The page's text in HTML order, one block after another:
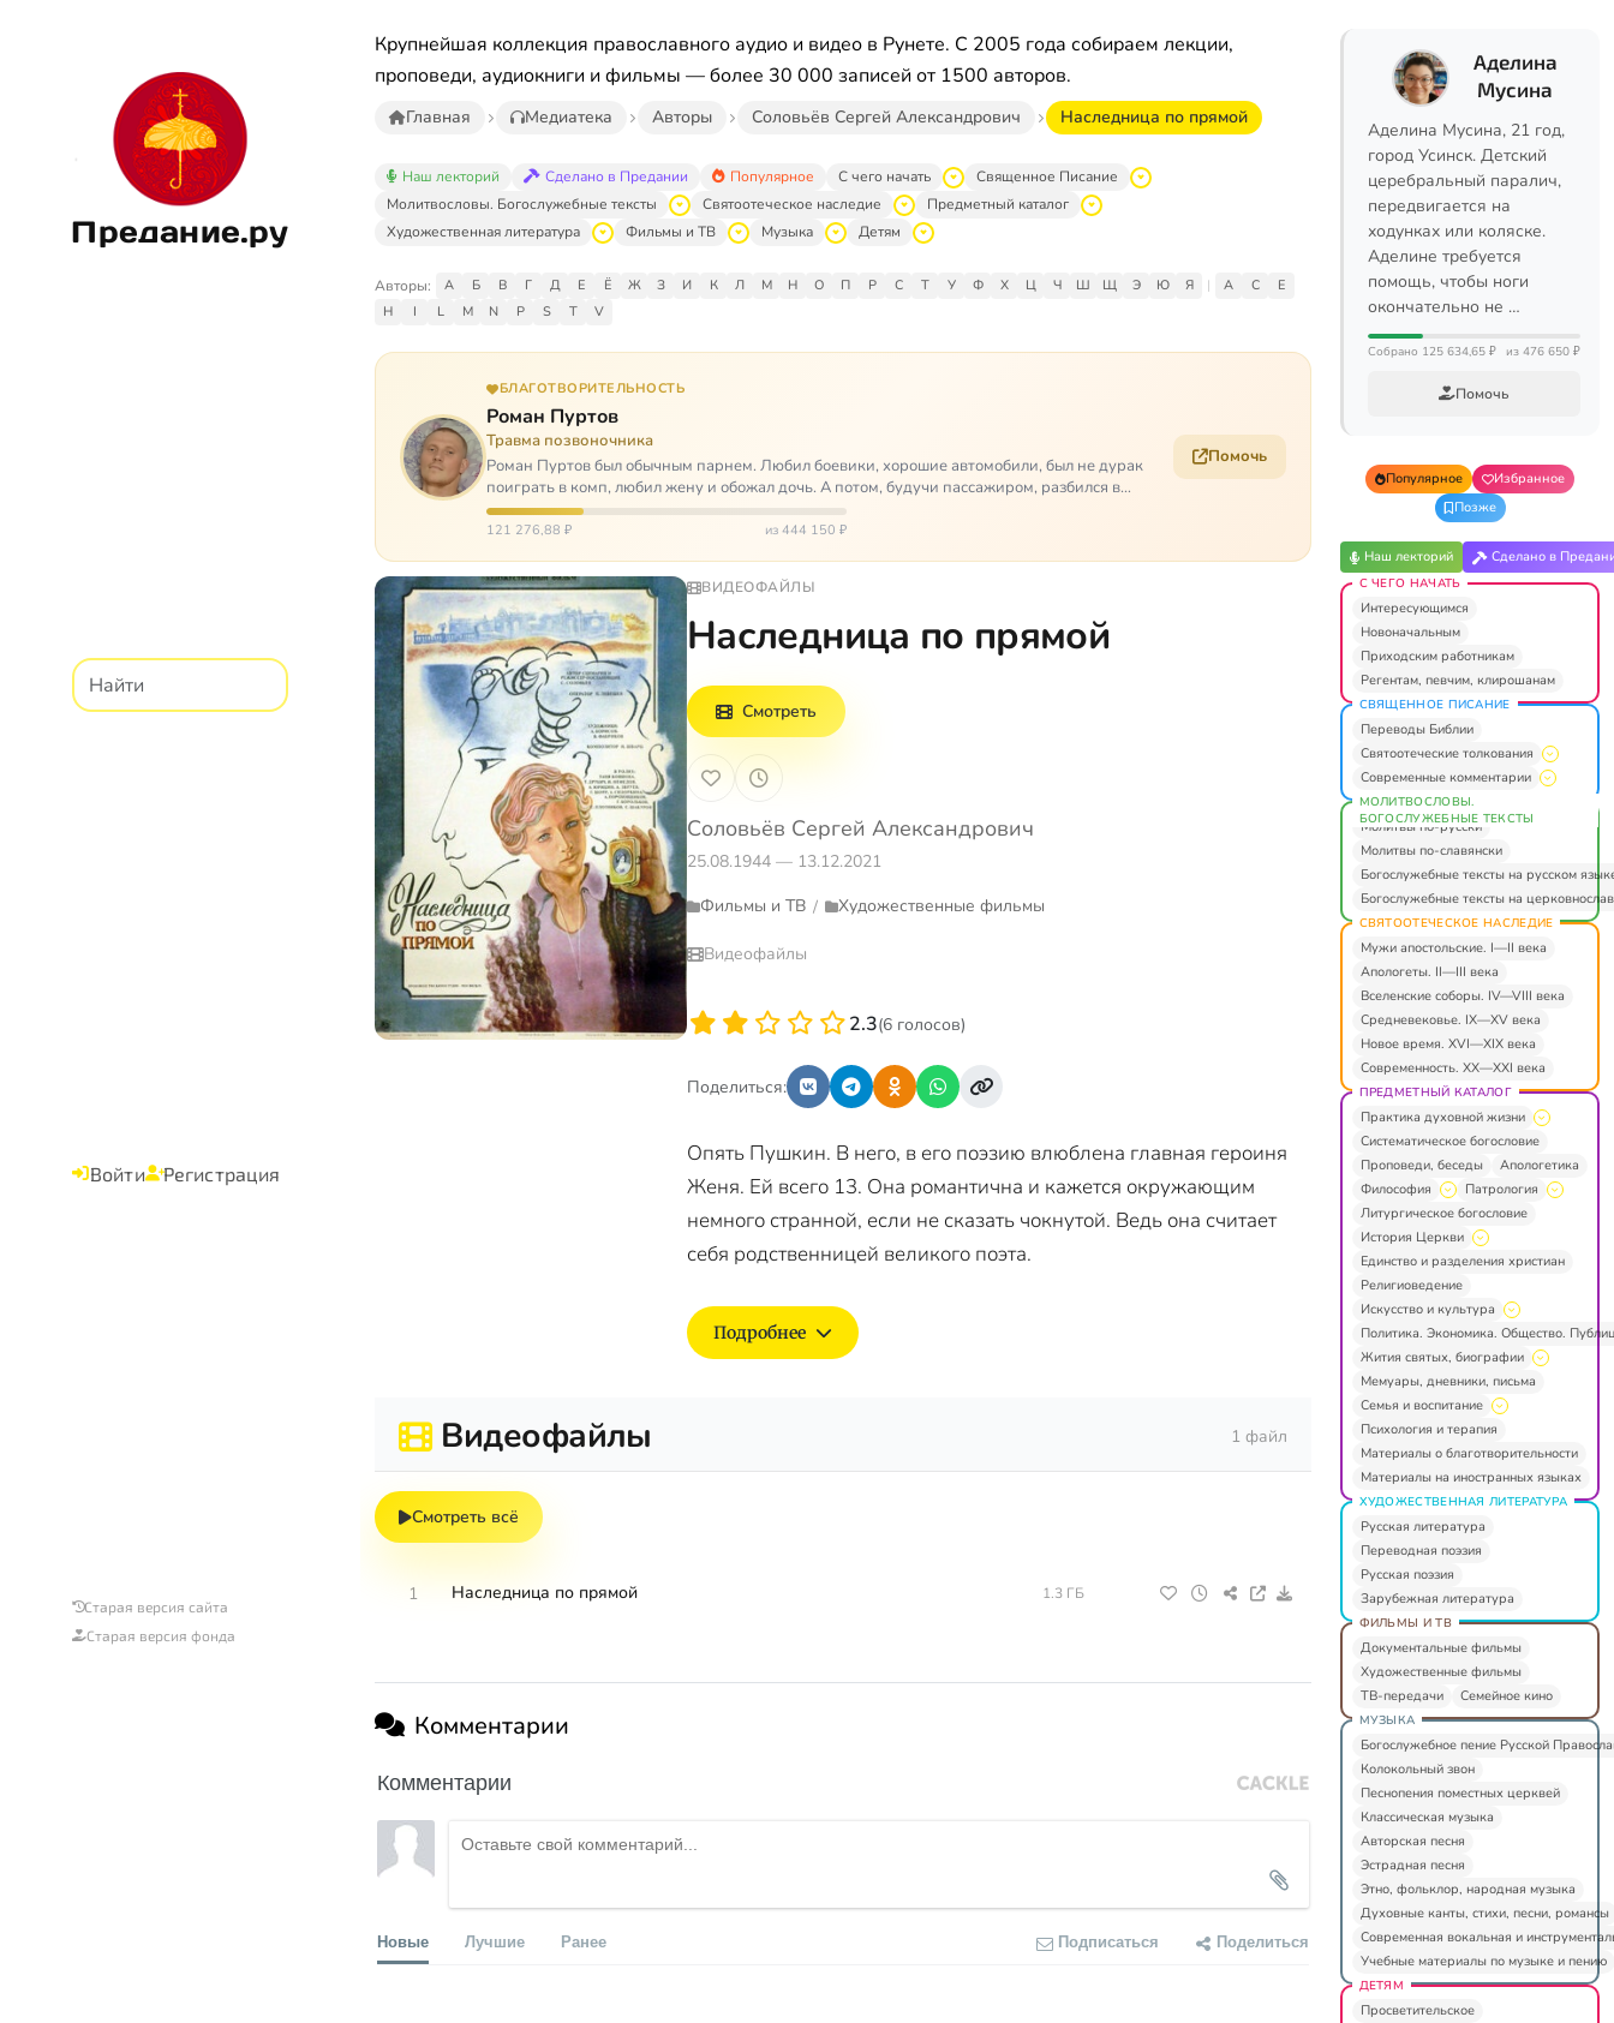
Предание.ру
Войти Регистрация
Старая версия сайта
Старая версия фонда
Крупнейшая коллекция православного аудио и видео в Рунете. С 2005 года собираем лекции,
проповеди, аудиокниги и фильмы — более 30 000 записей от 1500 авторов.
Главная Медиатека Авторы Соловьёв Сергей Александрович Наследница по прямой
Наш лекторий Сделано в Предании Популярное С чего начать
Священное Писание
Молитвословы. Богослужебные тексты
Святоотеческое наследие
Предметный каталог
Художественная литература
Фильмы и ТВ Музыка Детям
Авторы: А Б В Г Д Е Ё Ж З И К Л М Н О П Р С Т У Ф Х Ц Ч Ш Щ Э Ю Я | A C
E
H
I L M N P S T V
БЛАГОТВОРИТЕЛЬНОСТЬ
Роман Пуртов
Травма позвоночника
Роман Пуртов был обычным парнем. Любил боевики, хорошие автомобили, был не дурак
поиграть в комп, любил жену и обожал дочь. А потом, будучи пассажиром, разбился в
автоаварии и тепе…
121 276,88 ₽ из 444 150 ₽
Помочь
ВИДЕОФАЙЛЫ
Наследница по прямой
Смотреть
Соловьёв Сергей Александрович
25.08.1944 — 13.12.2021
Фильмы и ТВ / Художественные фильмы
Видеофайлы
2.3(6 голосов)
Поделиться:
Опять Пушкин. В него, в его поэзию влюблена главная героиня
Женя. Ей всего 13. Она романтична и кажется окружающим
немного странной, если не сказать чокнутой. Ведь она считает
себя родственницей великого поэта.
Подробнее
Видеофайлы 1 файл
Смотреть всё
1 Наследница по прямой 1.3 ГБ
Комментарии
Комментарии
Новые Лучшие Ранее Подписаться Поделиться
Аделина
Мусина
Аделина Мусина, 21 год,
город Усинск. Детский
церебральный паралич,
передвигается на
ходунках или коляске.
Аделине требуется
помощь, чтобы ноги
окончательно не …
Собрано 125 634,65 ₽ из 476 650 ₽
Помочь
Популярное
Избранное
Позже
Наш лекторий Сделано в
С ЧЕГО НАЧАТЬ
Интересующимся
Новоначальным
Приходским работникам
Регентам, певчим, клирошанам
СВЯЩЕННОЕ ПИСАНИЕ
Переводы Библии
Святоотеческие толкования
Современные комментарии
МОЛИТВОСЛОВЫ.
БОГОСЛУЖЕБНЫЕ ТЕКСТЫ
Молитвы по-русски
Молитвы по-славянски
Богослужебные тексты на русском
Богослужебные тексты на
СВЯТООТЕЧЕСКОЕ НАСЛЕДИЕ
Мужи апостольские. I—II века
Апологеты. II—III века
Вселенские соборы. IV—VIII века
Средневековье. IX—XV века
Новое время. XVI—XIX века
Современность. XX—XXI века
ПРЕДМЕТНЫЙ КАТАЛОГ
Практика духовной жизни
Систематическое богословие
Проповеди, беседы
Апологетика
Философия
Патрология
Литургическое богословие
История Церкви
Единство и разделения христиан
Религиоведение
Искусство и культура
Политика. Экономика. Общество.
Жития святых, биографии
Мемуары, дневники, письма
Семья и воспитание
Психология и терапия
Материалы о благотворительности
Материалы на иностранных языках
ХУДОЖЕСТВЕННАЯ ЛИТЕРАТУРА
Русская литература
Переводная поэзия
Русская поэзия
Зарубежная литература
ФИЛЬМЫ И ТВ
Документальные фильмы
Художественные фильмы
ТВ-передачи
Семейное кино
МУЗЫКА
Богослужебное пение Русской
Колокольный звон
Песнопения поместных церквей
Классическая музыка
Авторская песня
Эстрадная песня
Этно, фольклор, народная музыка
Духовные канты, стихи, песни, романсы
Современная вокальная и
Учебные материалы по музыке и пению
ДЕТЯМ
Просветительское